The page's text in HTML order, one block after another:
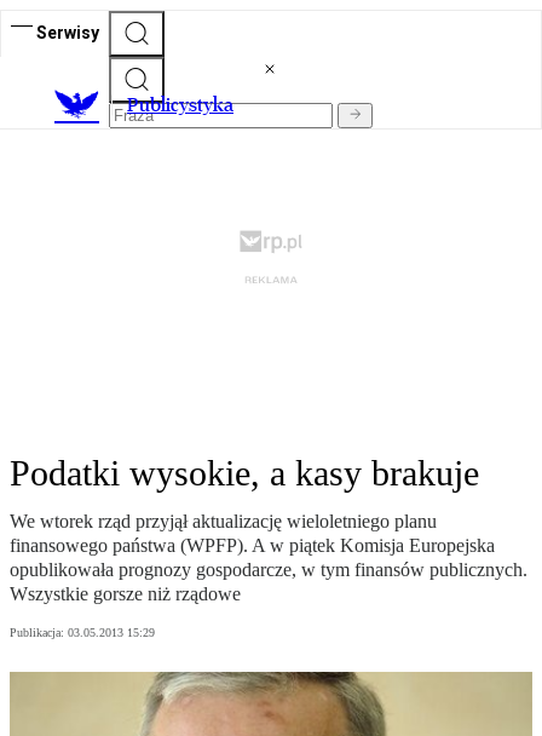
Serwisy
Publicystyka
Podatki wysokie, a kasy brakuje
We wtorek rząd przyjął aktualizację wieloletniego planu
finansowego państwa (WPFP). A w piątek Komisja Europejska
opublikowała prognozy gospodarcze, w tym finansów publicznych.
Wszystkie gorsze niż rządowe
Publikacja: 03.05.2013 15:29